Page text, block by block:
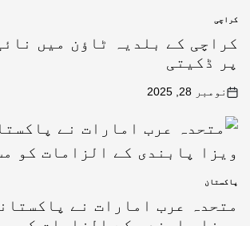
کراچی
کراچی کے بلدیہ ٹاؤن میں
پر ڈکیتی
نومبر 28, 2025
پاکستان
متحدہ عرب امارات نے